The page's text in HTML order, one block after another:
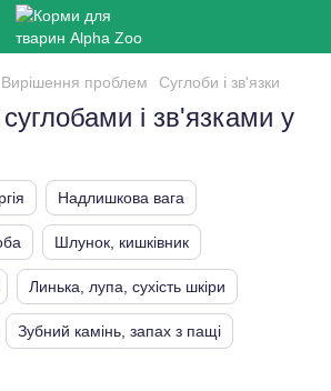
Вирішення проблем Суглоби і зв'язки
і зв'язками у
Надлишкова вага
Шлунок, кишківник
Линька, лупа, сухість шкіри
Зубний камінь, запах з пащі